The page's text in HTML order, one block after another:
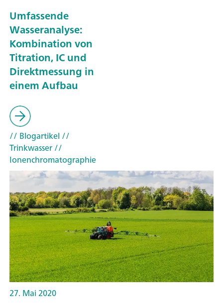
Umfassende
Wasseranalyse:
Kombination von
Titration, IC und
Direktmessung in
einem Aufbau
// Blogartikel //
Trinkwasser//
Ionenchromatographie
27. Mai 2020